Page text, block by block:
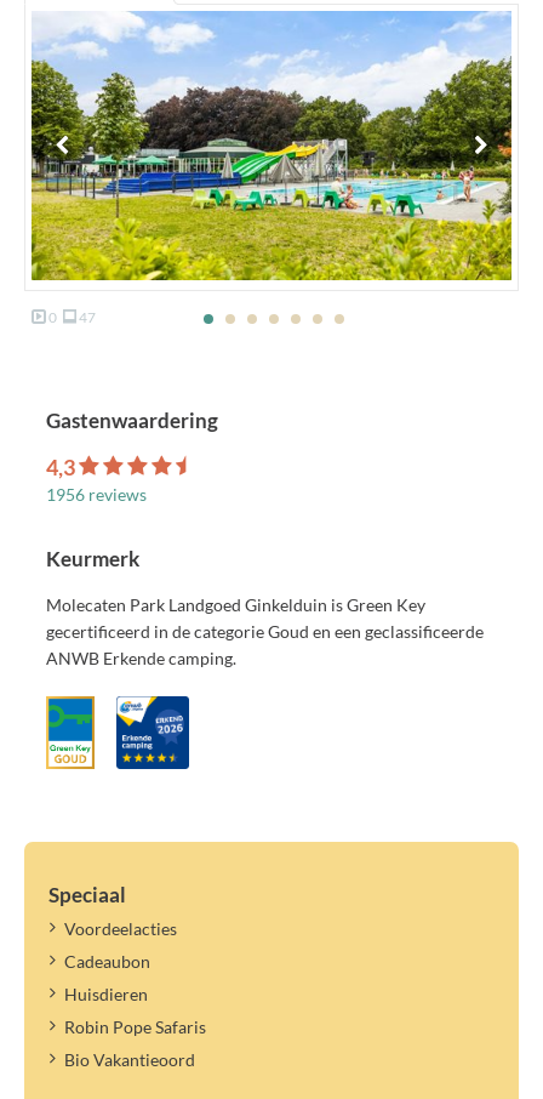
0 47
Gastenwaardering
4,3
1956 reviews
Keurmerk
Molecaten Park Landgoed Ginkelduin is Green Key
gecertificeerd in de categorie Goud en een geclassificeerde
ANWB Erkende camping.
Speciaal
Voordeelacties
Cadeaubon
Huisdieren
Robin Pope Safaris
Bio Vakantieoord